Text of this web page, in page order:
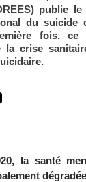
publie
du
fois, ce
la crise
la santé